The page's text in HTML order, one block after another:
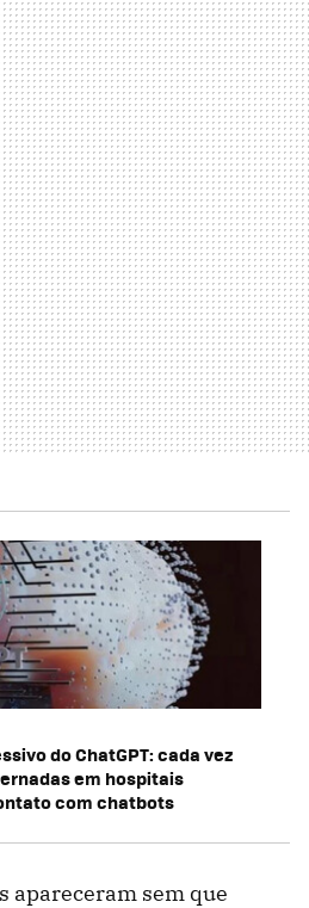
do ChatGPT: cada vez
em hospitais
com chatbots
apareceram sem que